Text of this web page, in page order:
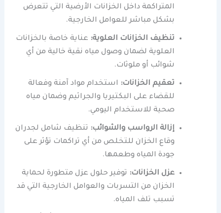
المتراكمة داخل الخزانات الأرضية التي تتعرض
بشكل مباشر للعوامل الخارجية.
تنظيف الخزانات العلوية: عناية خاصة بالخزانات
العلوية لضمان وصول مياه نقية خالية من أي
شوائب أو ملوثات.
تعقيم الخزانات: استخدام مواد آمنة وفعالة
للقضاء على البكتيريا والجراثيم وضمان مياه
صحية للاستخدام اليومي.
إزالة الرواسب والشوائب: تنظيف شامل لجدران
وقاع الخزان للتخلص من أي تراكمات تؤثر على
جودة المياه وطعمها.
عزل الخزانات: توفير حلول عزل متطورة لحماية
الخزان من التسربات والعوامل الخارجية التي قد
تسبب تلف المياه.